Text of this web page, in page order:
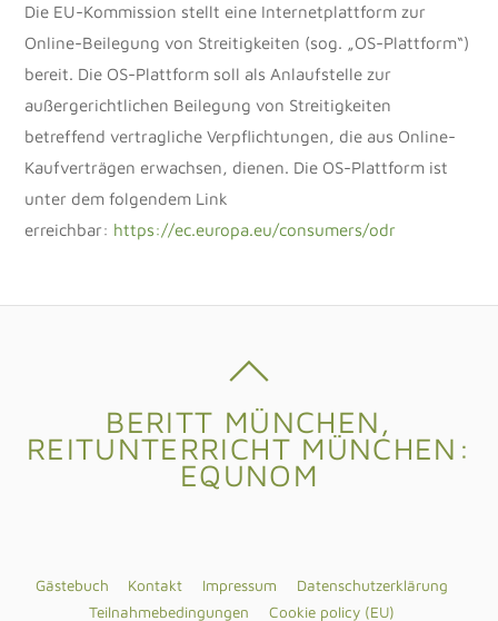
Die EU-Kommission stellt eine Internetplattform zur
Online-Beilegung von Streitigkeiten (sog. „OS-Plattform“)
bereit. Die OS-Plattform soll als Anlaufstelle zur
außergerichtlichen Beilegung von Streitigkeiten
betreffend vertragliche Verpflichtungen, die aus Online-
Kaufverträgen erwachsen, dienen. Die OS-Plattform ist
unter dem folgendem Link
erreichbar: https://ec.europa.eu/consumers/odr
BERITT MÜNCHEN,
REITUNTERRICHT MÜNCHEN:
EQUNOM
Gästebuch Kontakt Impressum
Datenschutzerklärung
Teilnahmebedingungen
Cookie policy (EU)